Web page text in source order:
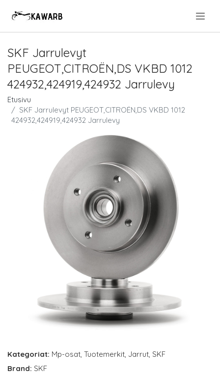
SKF Jarrulevyt
PEUGEOT,CITROËN,DS VKBD 1012
424932,424919,424932 Jarrulevy
Etusivu
SKF Jarrulevyt PEUGEOT,CITROËN,DS VKBD 1012
424932,424919,424932 Jarrulevy
Kategoriat: Mp-osat, Tuotemerkit, Jarrut, SKF
Brand: SKF